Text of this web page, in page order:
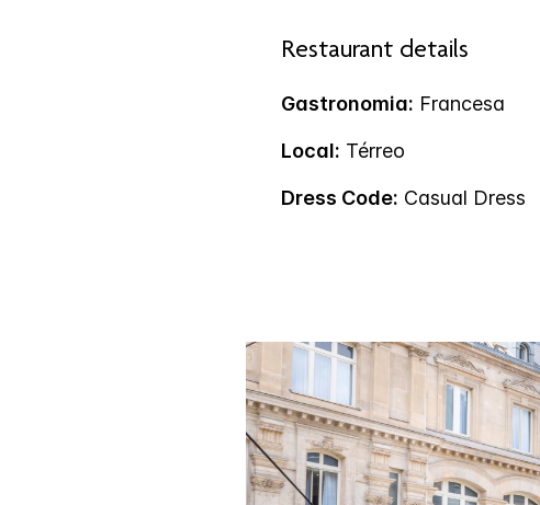
Restaurant details
Gastronomia: Francesa
Local: Térreo
Dress Code: Casual Dress